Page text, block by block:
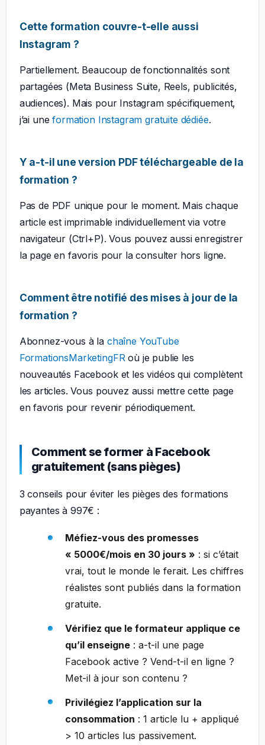
Cette formation couvre-t-elle aussi
Instagram ?
Partiellement. Beaucoup de fonctionnalités sont
partagées (Meta Business Suite, Reels, publicités,
audiences). Mais pour Instagram spécifiquement,
j’ai uneformation Instagram gratuite dédiée.
Y a-t-il une version PDF téléchargeable de la
formation ?
Pas de PDF unique pour le moment. Mais chaque
article est imprimable individuellement via votre
navigateur (Ctrl+P). Vous pouvez aussi enregistrer
la page en favoris pour la consulter hors ligne.
Comment être notifié des mises à jour de la
formation ?
Abonnez-vous à la chaîne YouTube
FormationsMarketingFR où je publie les
nouveautés Facebook et les vidéos qui complètent
les articles. Vous pouvez aussi mettre cette page
en favoris pour revenir périodiquement.
Comment se former à Facebook
gratuitement (sans pièges)
3 conseils pour éviter les pièges des formations
payantes à 997€ :
Méfiez-vous des promesses
« 5000€/mois en 30 jours » : si c’était
vrai, tout le monde le ferait. Les chiffres
réalistes sont publiés dans la formation
gratuite.
Vérifiez que le formateur applique ce
qu’il enseigne: a-t-il une page
Facebook active ? Vend-t-il en ligne ?
Met-il à jour son contenu ?
Privilégiez l’application sur la
consommation : 1 article lu + appliqué
> 10 articles lus passivement.